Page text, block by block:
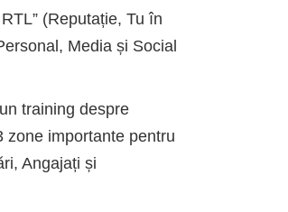
(Reputație, Tu în
Media și Social
training despre
zone importante pentru
Angajați și